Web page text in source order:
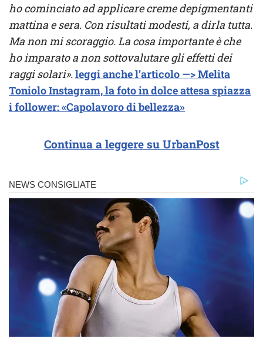
ho cominciato ad applicare creme depigmentanti
mattina e sera. Con risultati modesti, a dirla tutta.
Ma non mi scoraggio. La cosa importante è che
ho imparato a non sottovalutare gli effetti dei
raggi solari».leggi anche l’articolo —> Melita
Toniolo Instagram, la foto in dolce attesa spiazza
i follower: «Capolavoro di bellezza»
Continua a leggere su UrbanPost